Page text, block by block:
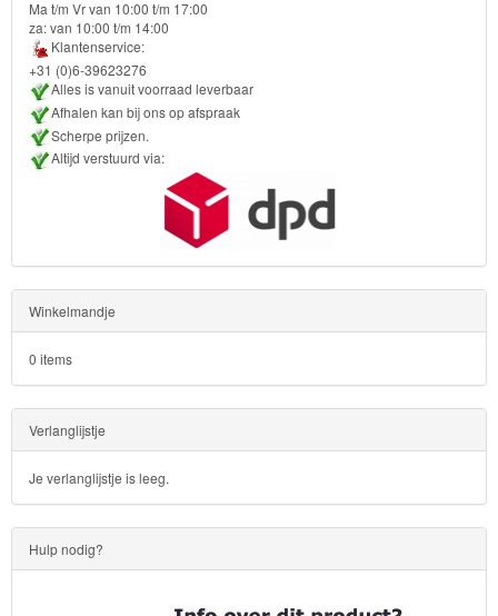
School
Strandlaken
&
Poncho
Ma t/m Vr van 10:00 t/m 17:00
za: van 10:00 t/m 14:00
Klantenservice:
+31 (0)6-39623276
Alles is vanuit voorraad leverbaar
Afhalen kan bij ons op afspraak
Scherpe prijzen.
Altijd verstuurd via:
Winkelmandje
0 items
Verlanglijstje
Je verlanglijstje is leeg.
Hulp nodig?